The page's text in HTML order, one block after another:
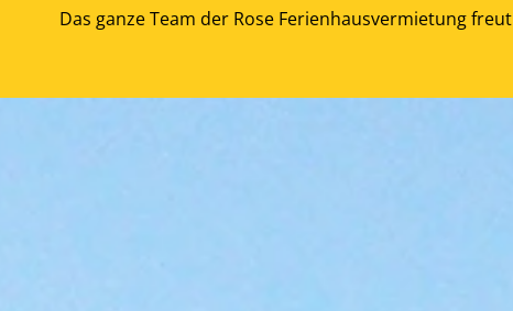
Das ganze Team der Rose Ferienhausvermietung